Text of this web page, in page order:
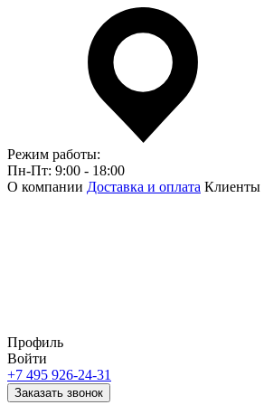
Режим работы:
Пн-Пт: 9:00 - 18:00
О компании Доставка и оплата Клиенты
Профиль
Войти
+7 495 926-24-31
Заказать звонок